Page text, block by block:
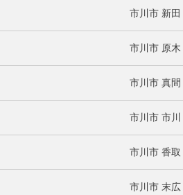
市川市 新田
市川市 原木
市川市 真間
市川市 市川
市川市 香取
市川市 末広